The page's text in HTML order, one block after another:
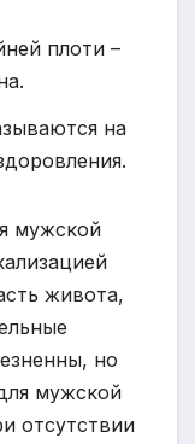
плоти –
на
мужской
живота,
но
мужской
отсутствии